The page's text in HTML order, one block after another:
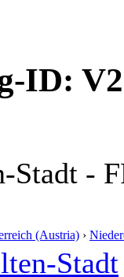
ID:
Stadt -
(Austria) ›
Stadt